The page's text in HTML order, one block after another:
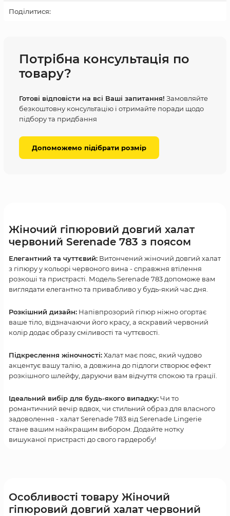
Поділитися:
Потрібна консультація по
товару?
Готові відповісти на всі Ваші запитання! Замовляйте
безкоштовну консультацію і отримайте поради щодо
підбору та придбання
Допоможемо підібрати розмір
Жіночий гіпюровий довгий халат
червоний Serenade 783 з поясом
Елегантний та чуттєвий: Витончений жіночий довгий халат
з гіпюру у кольорі червоного вина - справжня втілення
розкоші та пристрасті. Модель Serenade 783 допоможе вам
виглядати елегантно та привабливо у будь-який час дня.
Розкішний дизайн: Напівпрозорий гіпюр ніжно огортає
ваше тіло, відзначаючи його красу, а яскравий червоний
колір додає образу сміливості та чуттєвості.
Підкреслення жіночності:Халат має пояс, який чудово
акцентує вашу талію, а довжина до підлоги створює ефект
розкішного шлейфу, даруючи вам відчуття спокою та грації.
Ідеальний вибір для будь-якого випадку:Чи то
романтичний вечір вдвох, чи стильний образ для власного
задоволення - халат Serenade 783 від Serenade Lingerie
стане вашим найкращим вибором. Додайте нотку
вишуканої пристрасті до свого гардеробу!
Особливості товару Жіночий
гіпюровий довгий халат червоний